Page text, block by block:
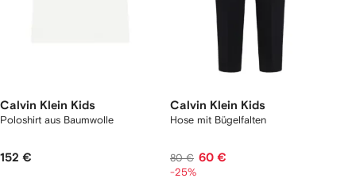
Calvin Klein Kids
Poloshirt aus Baumwolle
152 €
Calvin Klein Kids
Hose mit Bügelfalten
80 € 60 €
-25%